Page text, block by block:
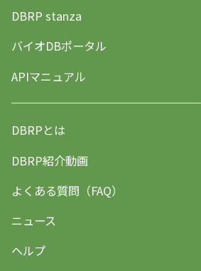
DBRP stanza
バイオDBポータル
APIマニュアル
DBRPとは
DBRP紹介動画
よくある質問（FAQ）
ニュース
ヘルプ